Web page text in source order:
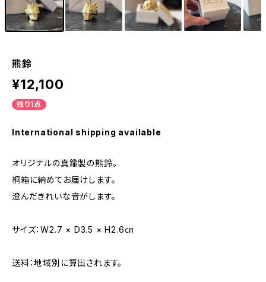
熊鈴
¥12,100
残り1点
International shipping available
オリジナルの真鍮製の熊鈴。
桐箱に納めてお届けします。
澄んだきれいな音がします。
サイズ：W2.7 × D3.5 × H2.6㎝
送料：地域別に算出されます。